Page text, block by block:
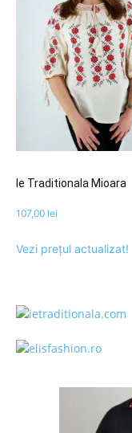
Ie Traditionala Mioara
107,00 lei
Vezi prețul actualizat!